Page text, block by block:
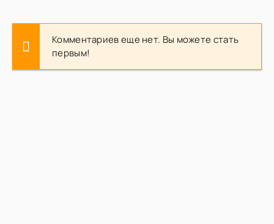
Комментариев еще нет. Вы можете стать
первым!